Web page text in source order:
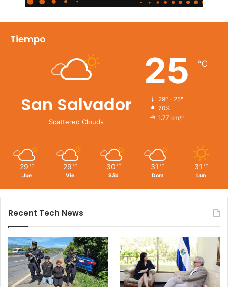
Tiempo
San Salvador
Scattered Clouds
25 ℃
29º - 25º
70%
1.77 km/h
29 ℃
Jue
29 ℃
Vie
30 ℃
Sáb
31 ℃
Dom
31 ℃
Lun
Recent Tech News